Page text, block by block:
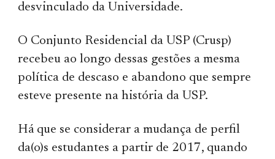
desvinculado da Universidade.
O Conjunto Residencial da USP (Crusp)
recebeu ao longo dessas gestões a mesma
política de descaso e abandono que sempre
esteve presente na história da USP.
Há que se considerar a mudança de perfil
da(o)s estudantes a partir de 2017, quando